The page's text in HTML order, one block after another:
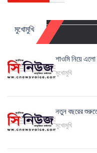
মুখোমুখি
শাওমি নিয়ে
মুখোমুখি
নতুন বছরের
মুখোমুখি